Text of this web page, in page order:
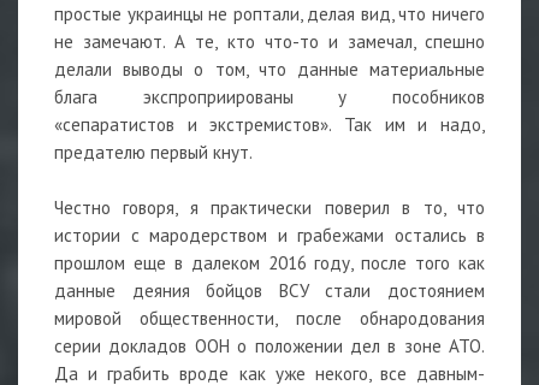
простые украинцы не роптали, делая вид, что ничего
не замечают. А те, кто что-то и замечал, спешно
делали выводы о том, что данные материальные
блага экспроприированы у пособников
«сепаратистов и экстремистов». Так им и надо,
предателю первый кнут.
Честно говоря, я практически поверил в то, что
истории с мародерством и грабежами остались в
прошлом еще в далеком 2016 году, после того как
данные деяния бойцов ВСУ стали достоянием
мировой общественности, после обнародования
серии докладов ООН о положении дел в зоне АТО.
Да и грабить вроде как уже некого, все давным-